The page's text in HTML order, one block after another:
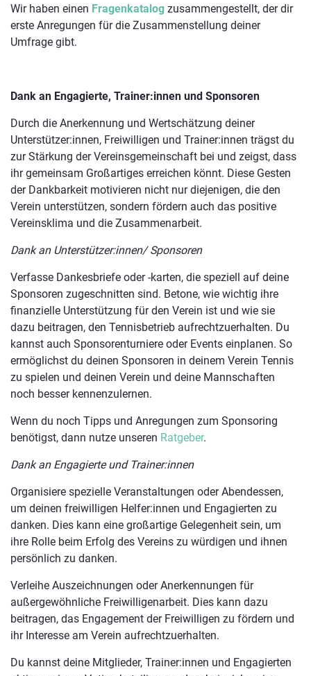
Wir haben einen Fragenkatalog zusammengestellt, der dir
erste Anregungen für die Zusammenstellung deiner
Umfrage gibt.
Dank an Engagierte, Trainer:innen und Sponsoren
Durch die Anerkennung und Wertschätzung deiner
Unterstützer:innen, Freiwilligen und Trainer:innen trägst du
zur Stärkung der Vereinsgemeinschaft bei und zeigst, dass
ihr gemeinsam Großartiges erreichen könnt. Diese Gesten
der Dankbarkeit motivieren nicht nur diejenigen, die den
Verein unterstützen, sondern fördern auch das positive
Vereinsklima und die Zusammenarbeit.
Dank an Unterstützer:innen/ Sponsoren
Verfasse Dankesbriefe oder -karten, die speziell auf deine
Sponsoren zugeschnitten sind. Betone, wie wichtig ihre
finanzielle Unterstützung für den Verein ist und wie sie
dazu beitragen, den Tennisbetrieb aufrechtzuerhalten. Du
kannst auch Sponsorenturniere oder Events einplanen. So
ermöglichst du deinen Sponsoren in deinem Verein Tennis
zu spielen und deinen Verein und deine Mannschaften
noch besser kennenzulernen.
Wenn du noch Tipps und Anregungen zum Sponsoring
benötigst, dann nutze unseren Ratgeber.
Dank an Engagierte und Trainer:innen
Organisiere spezielle Veranstaltungen oder Abendessen,
um deinen freiwilligen Helfer:innen und Engagierten zu
danken. Dies kann eine großartige Gelegenheit sein, um
ihre Rolle beim Erfolg des Vereins zu würdigen und ihnen
persönlich zu danken.
Verleihe Auszeichnungen oder Anerkennungen für
außergewöhnliche Freiwilligenarbeit. Dies kann dazu
beitragen, das Engagement der Freiwilligen zu fördern und
ihr Interesse am Verein aufrechtzuerhalten.
Du kannst deine Mitglieder, Trainer:innen und Engagierten